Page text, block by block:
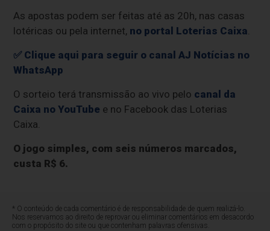
As apostas podem ser feitas até as 20h, nas casas
lotéricas ou pela internet, no portal Loterias Caixa.
✅ Clique aqui para seguir o canal AJ Notícias no
WhatsApp
O sorteio terá transmissão ao vivo pelo canal da
Caixa no YouTube e no Facebook das Loterias
Caixa.
O jogo simples, com seis números marcados,
custa R$ 6.
* O conteúdo de cada comentário é de responsabilidade de quem realizá-lo.
Nos reservamos ao direito de reprovar ou eliminar comentários em desacordo
com o propósito do site ou que contenham palavras ofensivas.